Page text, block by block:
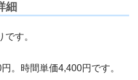
細
す。
。時間単価4,400円です。